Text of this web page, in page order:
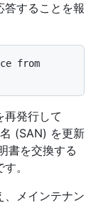
答することを報
from
再発行して
(SAN) を更新
書を交換する
。
、メインテナン